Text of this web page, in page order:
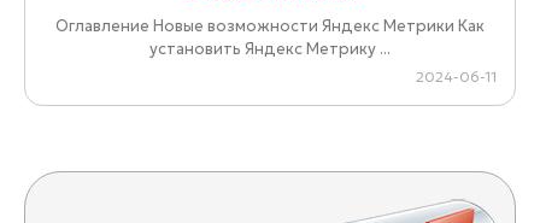
Оглавление Новые возможности Яндекс Метрики Как
установить Яндекс Метрику ...
2024-06-11